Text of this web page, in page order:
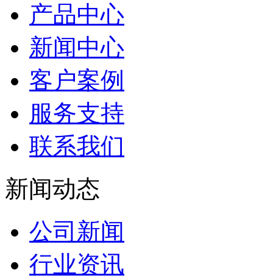
产品中心
新闻中心
客户案例
服务支持
联系我们
新闻动态
公司新闻
行业资讯